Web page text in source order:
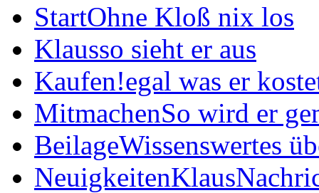
StartOhne Kloß nix los
Klausso sieht er aus
Kaufen!egal was er
MitmachenSo wird er
BeilageWissenswertes
Neuigkeiten